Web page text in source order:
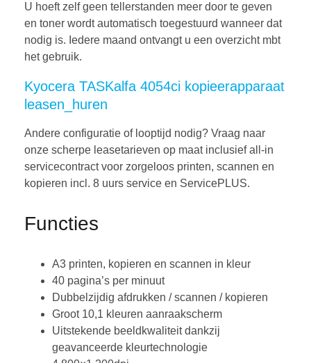
U hoeft zelf geen tellerstanden meer door te geven
en toner wordt automatisch toegestuurd wanneer dat
nodig is. Iedere maand ontvangt u een overzicht mbt
het gebruik.
Kyocera TASKalfa 4054ci kopieerapparaat
leasen_huren
Andere configuratie of looptijd nodig? Vraag naar
onze scherpe leasetarieven op maat inclusief all-in
servicecontract voor zorgeloos printen, scannen en
kopieren incl. 8 uurs service en ServicePLUS.
Functies
A3 printen, kopieren en scannen in kleur
40 pagina’s per minuut
Dubbelzijdig afdrukken / scannen / kopieren
Groot 10,1 kleuren aanraakscherm
Uitstekende beeldkwaliteit dankzij
geavanceerde kleurtechnologie